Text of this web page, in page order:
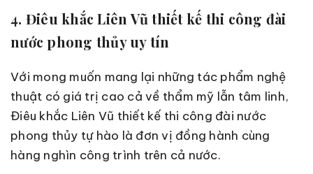
4. Điêu khắc Liên Vũ thiết kế thi công đài
nước phong thủy uy tín
Với mong muốn mang lại những tác phẩm nghệ
thuật có giá trị cao cả về thẩm mỹ lẫn tâm linh,
Điêu khắc Liên Vũ thiết kế thi công đài nước
phong thủy tự hào là đơn vị đồng hành cùng
hàng nghìn công trình trên cả nước.